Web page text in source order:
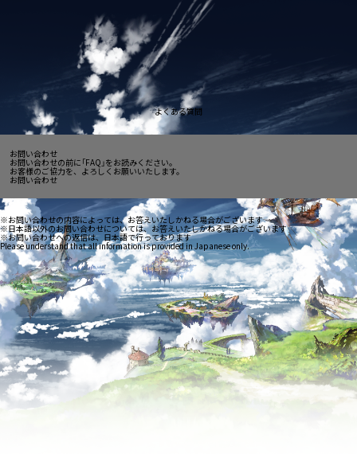
よくある質問
お問い合わせ
お問い合わせの前に「FAQ」をお読みください。
お客様のご協力を、よろしくお願いいたします。
お問い合わせ
※お問い合わせの内容によっては、お答えいたしかねる場合がございます
※日本語以外のお問い合わせについては、お答えいたしかねる場合がございます
※お問い合わせへの返信は、日本語で行っております
Please understand that all information is provided in Japanese only.